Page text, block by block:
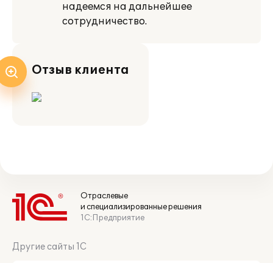
надеемся на дальнейшее
сотрудничество.
Отзыв клиента
Отраслевые
и специализированные решения
1С:Предприятие
Другие сайты 1С